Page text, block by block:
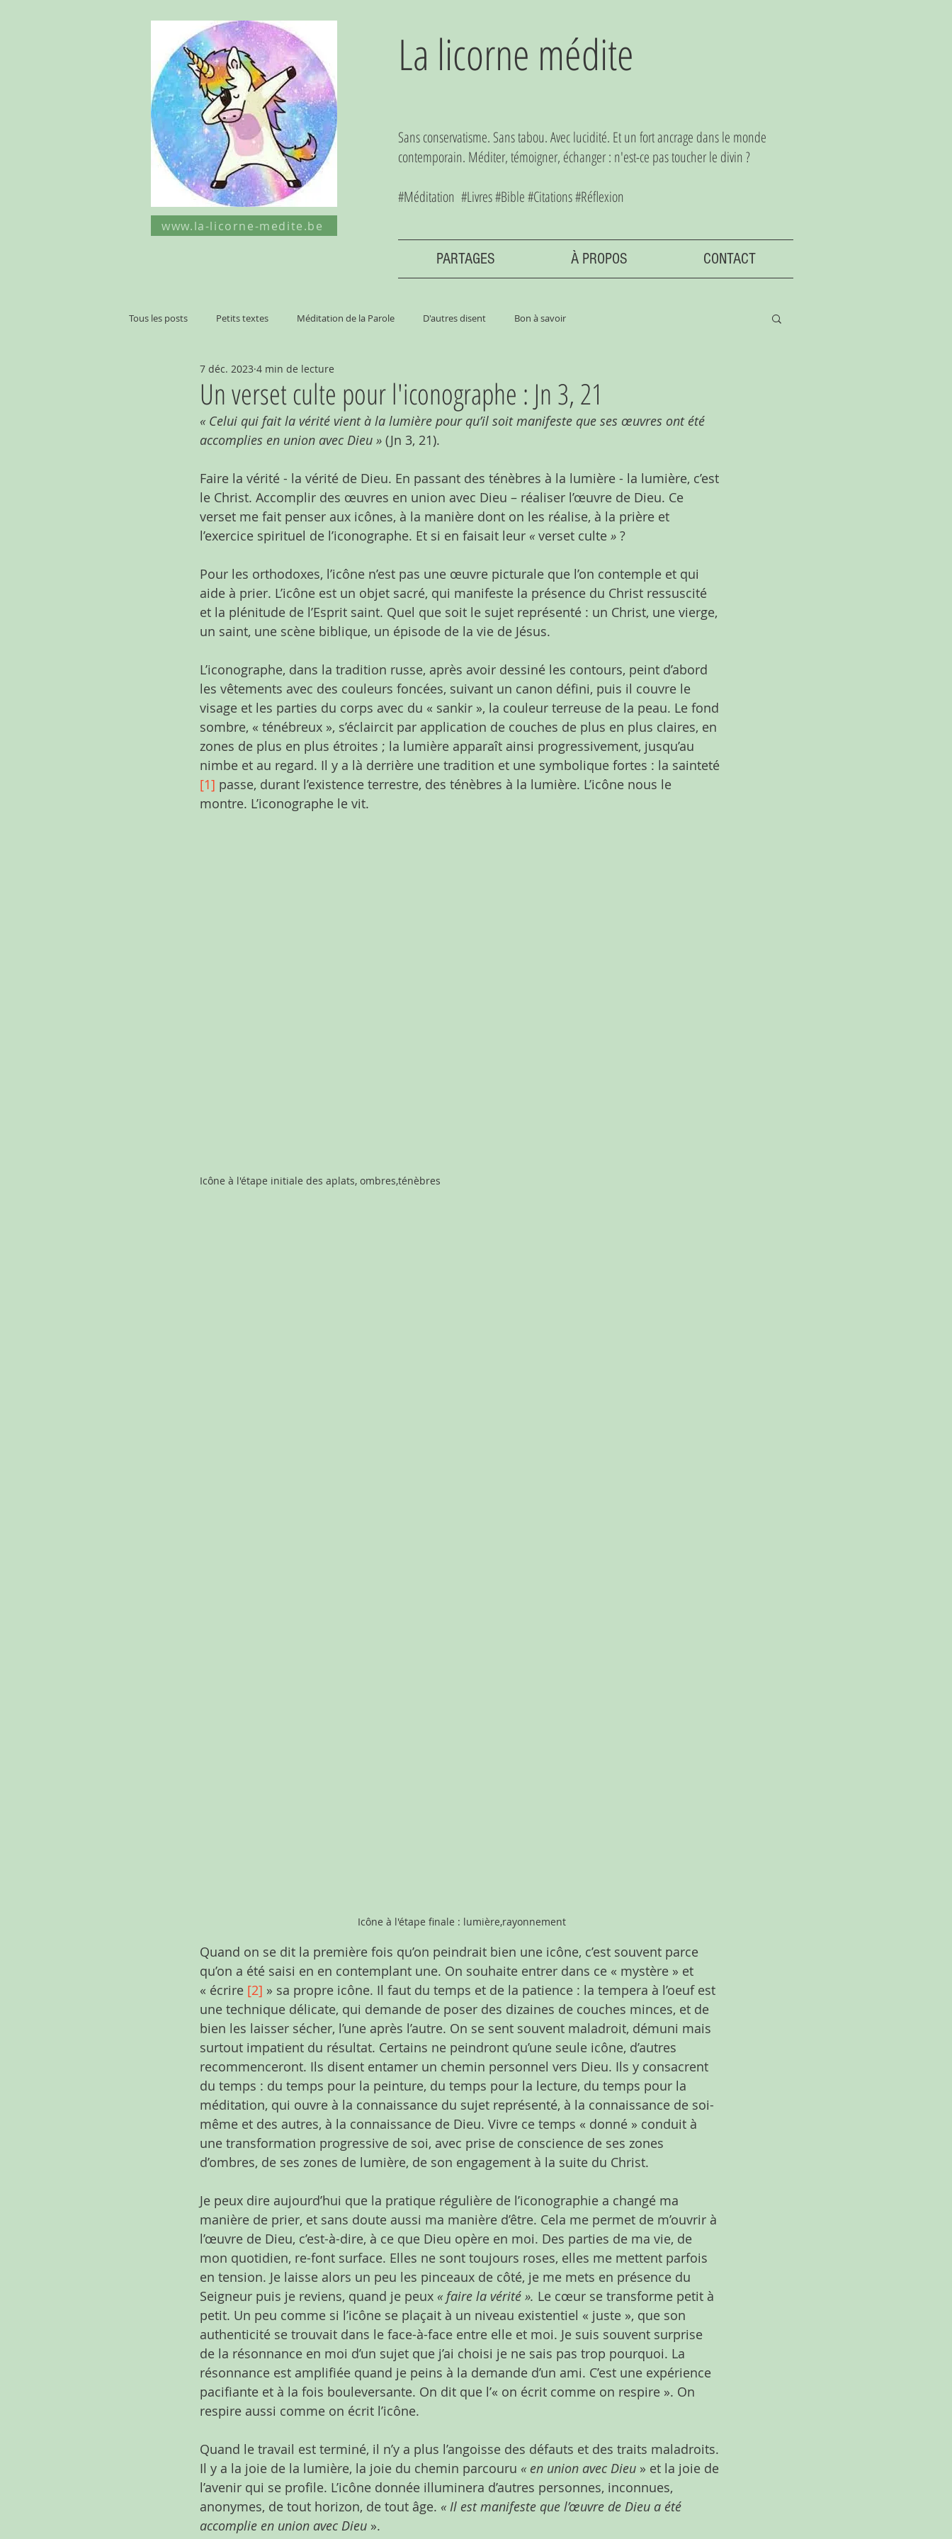
La licorne médite
Sans conservatisme. Sans tabou. Avec lucidité. Et un fort ancrage dans le monde
contemporain. Méditer, témoigner, échanger : n'est-ce pas toucher le divin ?
#Méditation #Livres #Bible #Citations #Réflexion
www.la-licorne-medite.be
PARTAGES À PROPOS CONTACT
Tous les posts Petits textes Méditation de la Parole D'autres disent Bon à savoir
Un verset culte pour l'iconographe : Jn 3, 21
7 déc. 2023 4 min de lecture
« Celui qui fait la vérité vient à la lumière pour qu’il soit manifeste que ses œuvres ont été
accomplies en union avec Dieu » (Jn 3, 21).
Faire la vérité - la vérité de Dieu. En passant des ténèbres à la lumière - la lumière, c’est
le Christ. Accomplir des œuvres en union avec Dieu – réaliser l’œuvre de Dieu. Ce
verset me fait penser aux icônes, à la manière dont on les réalise, à la prière et
l’exercice spirituel de l’iconographe. Et si en faisait leur « verset culte » ?
Pour les orthodoxes, l’icône n’est pas une œuvre picturale que l’on contemple et qui
aide à prier. L’icône est un objet sacré, qui manifeste la présence du Christ ressuscité
et la plénitude de l’Esprit saint. Quel que soit le sujet représenté : un Christ, une vierge,
un saint, une scène biblique, un épisode de la vie de Jésus.
L’iconographe, dans la tradition russe, après avoir dessiné les contours, peint d’abord
les vêtements avec des couleurs foncées, suivant un canon défini, puis il couvre le
visage et les parties du corps avec du « sankir », la couleur terreuse de la peau. Le fond
sombre, « ténébreux », s’éclaircit par application de couches de plus en plus claires, en
zones de plus en plus étroites ; la lumière apparaît ainsi progressivement, jusqu’au
nimbe et au regard. Il y a là derrière une tradition et une symbolique fortes : la sainteté
[1] passe, durant l’existence terrestre, des ténèbres à la lumière. L’icône nous le
montre. L’iconographe le vit.
Icône à l'étape initiale des aplats, ombres,ténèbres
Icône à l'étape finale : lumière,rayonnement
Quand on se dit la première fois qu’on peindrait bien une icône, c’est souvent parce
qu’on a été saisi en en contemplant une. On souhaite entrer dans ce « mystère » et
« écrire [2] » sa propre icône. Il faut du temps et de la patience : la tempera à l’oeuf est
une technique délicate, qui demande de poser des dizaines de couches minces, et de
bien les laisser sécher, l’une après l’autre. On se sent souvent maladroit, démuni mais
surtout impatient du résultat. Certains ne peindront qu’une seule icône, d’autres
recommenceront. Ils disent entamer un chemin personnel vers Dieu. Ils y consacrent
du temps : du temps pour la peinture, du temps pour la lecture, du temps pour la
méditation, qui ouvre à la connaissance du sujet représenté, à la connaissance de soi-
même et des autres, à la connaissance de Dieu. Vivre ce temps « donné » conduit à
une transformation progressive de soi, avec prise de conscience de ses zones
d’ombres, de ses zones de lumière, de son engagement à la suite du Christ.
Je peux dire aujourd’hui que la pratique régulière de l’iconographie a changé ma
manière de prier, et sans doute aussi ma manière d’être. Cela me permet de m’ouvrir à
l’œuvre de Dieu, c’est-à-dire, à ce que Dieu opère en moi. Des parties de ma vie, de
mon quotidien, re-font surface. Elles ne sont toujours roses, elles me mettent parfois
en tension. Je laisse alors un peu les pinceaux de côté, je me mets en présence du
Seigneur puis je reviens, quand je peux « faire la vérité ». Le cœur se transforme petit à
petit. Un peu comme si l’icône se plaçait à un niveau existentiel « juste », que son
authenticité se trouvait dans le face-à-face entre elle et moi. Je suis souvent surprise
de la résonnance en moi d’un sujet que j’ai choisi je ne sais pas trop pourquoi. La
résonnance est amplifiée quand je peins à la demande d’un ami. C’est une expérience
pacifiante et à la fois bouleversante. On dit que l’« on écrit comme on respire ». On
respire aussi comme on écrit l’icône.
Quand le travail est terminé, il n’y a plus l’angoisse des défauts et des traits maladroits.
Il y a la joie de la lumière, la joie du chemin parcouru « en union avec Dieu » et la joie de
l’avenir qui se profile. L’icône donnée illuminera d’autres personnes, inconnues,
anonymes, de tout horizon, de tout âge. « Il est manifeste que l’œuvre de Dieu a été
accomplie en union avec Dieu ».